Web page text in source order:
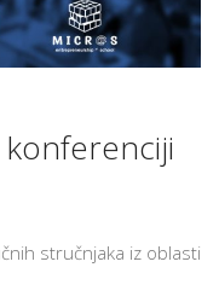
stručnjaka iz oblasti